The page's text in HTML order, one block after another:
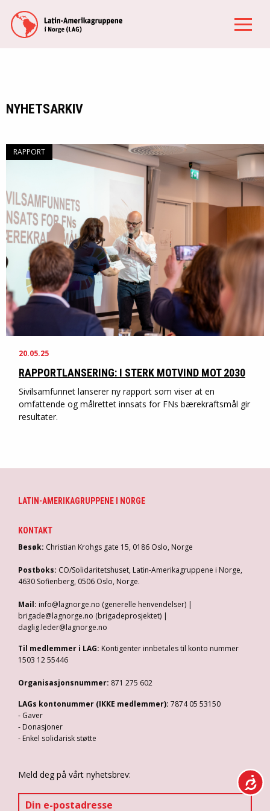
NYHETSARKIV
RAPPORT
20.05.25
RAPPORTLANSERING: I STERK MOTVIND MOT 2030
Sivilsamfunnet lanserer ny rapport som viser at en
omfattende og målrettet innsats for FNs bærekraftsmål gir
resultater.
LATIN-AMERIKAGRUPPENE I NORGE
KONTAKT
Besøk: Christian Krohgs gate 15, 0186 Oslo, Norge
Postboks: CO/Solidaritetshuset, Latin-Amerikagruppene i Norge,
4630 Sofienberg, 0506 Oslo, Norge.
Mail: info@lagnorge.no (generelle henvendelser) |
brigade@lagnorge.no (brigadeprosjektet) |
daglig.leder@lagnorge.no
Til medlemmer i LAG: Kontigenter innbetales til konto nummer
1503 12 55446
Organisasjonsnummer: 871 275 602
LAGs kontonummer (IKKE medlemmer): 7874 05 53150
- Gaver
- Donasjoner
- Enkel solidarisk støtte
Meld deg på vårt nyhetsbrev: